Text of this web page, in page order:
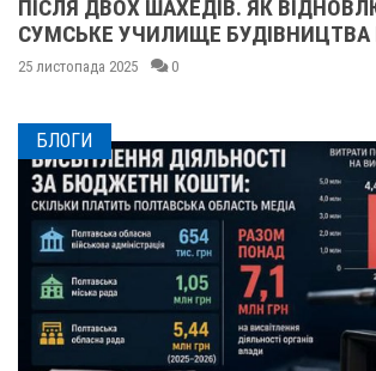
ПІСЛЯ ДВОХ ШАХЕДІВ. ЯК
СУМСЬКЕ УЧИЛИЩЕ БУДІВНИЦТВА
25 листопада 2025 0
БЛОГИ